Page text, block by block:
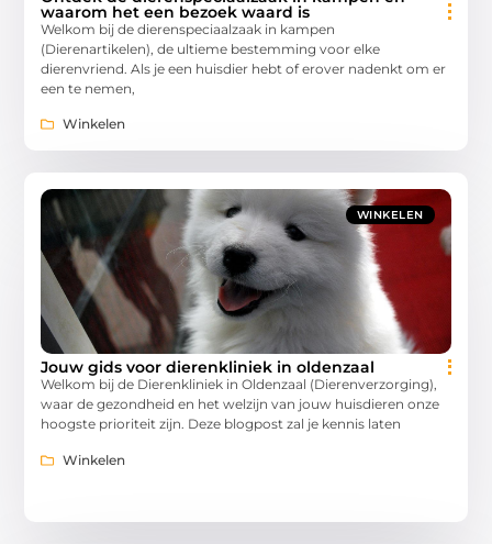
waarom het een bezoek waard is
Welkom bij de dierenspeciaalzaak in kampen
(Dierenartikelen), de ultieme bestemming voor elke
dierenvriend. Als je een huisdier hebt of erover nadenkt om er
een te nemen,
Winkelen
WINKELEN
Jouw gids voor dierenkliniek in oldenzaal
Welkom bij de Dierenkliniek in Oldenzaal (Dierenverzorging),
waar de gezondheid en het welzijn van jouw huisdieren onze
hoogste prioriteit zijn. Deze blogpost zal je kennis laten
Winkelen